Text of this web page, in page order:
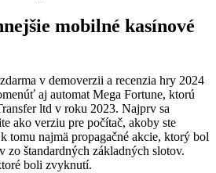
mobilné kasínové
v demoverzii a recenzia hry 2024
aj automat Mega Fortune, ktorú
ltd v roku 2023. Najprv sa
ako verziu pre počítač, akoby ste
tomu najmä propagačné akcie, ktorý bol
zo štandardných základných slotov.
boli zvyknutí.